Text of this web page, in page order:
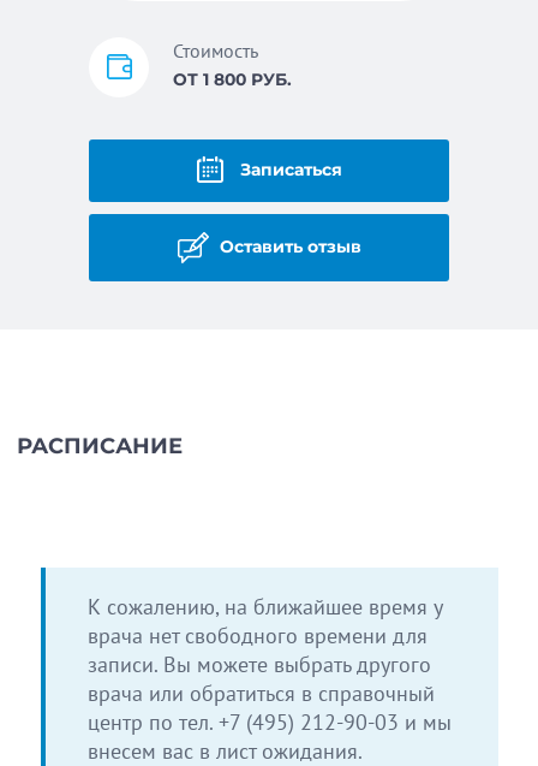
Стоимость
ОТ 1 800 РУБ.
Записаться
Оставить отзыв
РАСПИСАНИЕ
К сожалению, на ближайшее время у
врача нет свободного времени для
записи. Вы можете выбрать другого
врача или обратиться в справочный
центр по тел. +7 (495) 212-90-03 и мы
внесем вас в лист ожидания.